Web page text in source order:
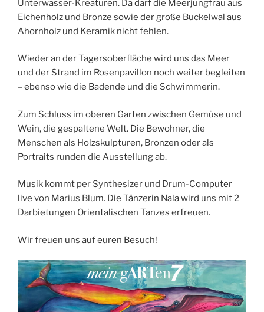
Unterwasser-Kreaturen. Da darf die Meerjungfrau aus
Eichenholz und Bronze sowie der große Buckelwal aus
Ahornholz und Keramik nicht fehlen.
Wieder an der Tagersoberfläche wird uns das Meer
und der Strand im Rosenpavillon noch weiter begleiten
– ebenso wie die Badende und die Schwimmerin.
Zum Schluss im oberen Garten zwischen Gemüse und
Wein, die gespaltene Welt. Die Bewohner, die
Menschen als Holzskulpturen, Bronzen oder als
Portraits runden die Ausstellung ab.
Musik kommt per Synthesizer und Drum-Computer
live von Marius Blum. Die Tänzerin Nala wird uns mit 2
Darbietungen Orientalischen Tanzes erfreuen.
Wir freuen uns auf euren Besuch!